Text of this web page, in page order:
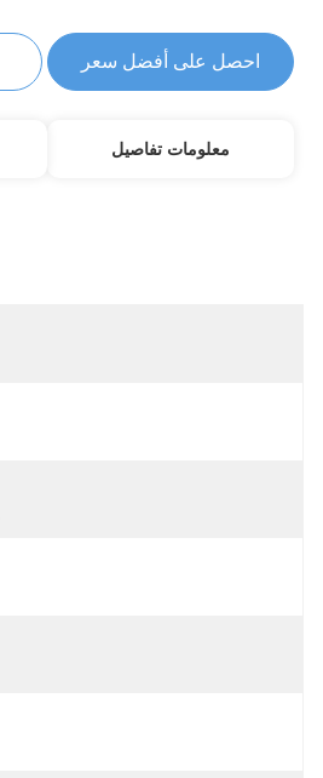
احصل على أفضل سعر
معلومات تفاصيل